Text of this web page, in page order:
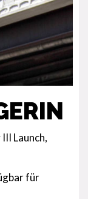
Launch,
für